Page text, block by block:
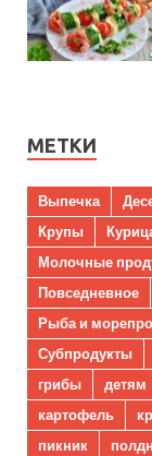
МЕТКИ
Выпечка
Крупы
Молочные
Повседневное
Рыба и
Субпродукты
грибы
детям
картофель
пикник